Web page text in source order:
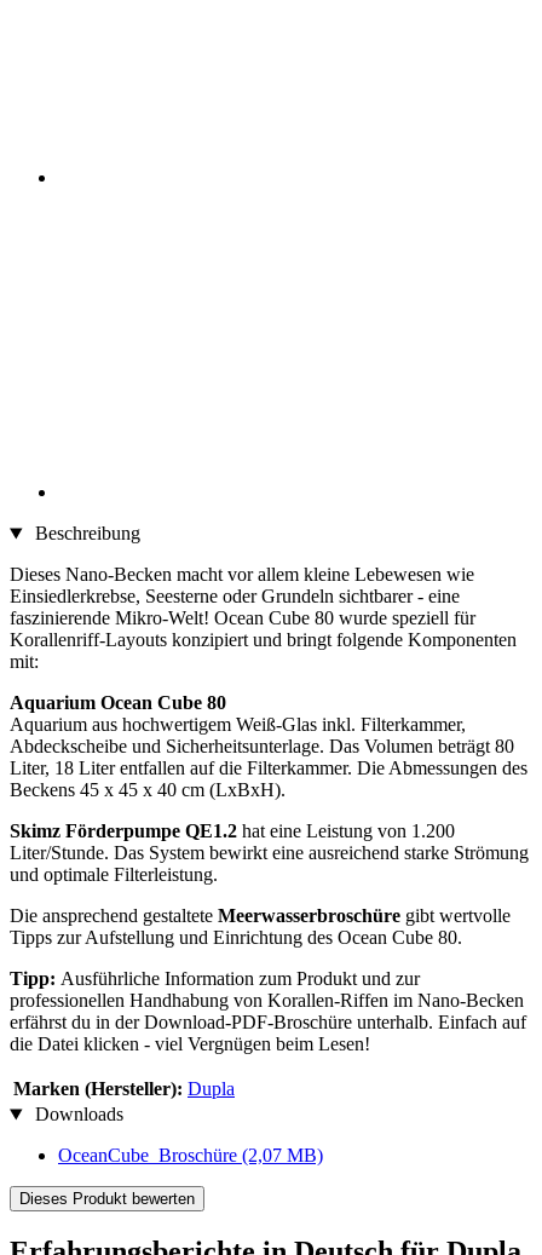
Beschreibung
Dieses Nano-Becken macht vor allem kleine Lebewesen wie
Einsiedlerkrebse, Seesterne oder Grundeln sichtbarer - eine
faszinierende Mikro-Welt! Ocean Cube 80 wurde speziell für
Korallenriff-Layouts konzipiert und bringt folgende Komponenten
mit:
Aquarium Ocean Cube 80
Aquarium aus hochwertigem Weiß-Glas inkl. Filterkammer,
Abdeckscheibe und Sicherheitsunterlage. Das Volumen beträgt 80
Liter, 18 Liter entfallen auf die Filterkammer. Die Abmessungen des
Beckens 45 x 45 x 40 cm (LxBxH).
Skimz Förderpumpe QE1.2 hat eine Leistung von 1.200
Liter/Stunde. Das System bewirkt eine ausreichend starke Strömung
und optimale Filterleistung.
Die ansprechend gestaltete Meerwasserbroschüre gibt wertvolle
Tipps zur Aufstellung und Einrichtung des Ocean Cube 80.
Tipp: Ausführliche Information zum Produkt und zur
professionellen Handhabung von Korallen-Riffen im Nano-Becken
erfährst du in der Download-PDF-Broschüre unterhalb. Einfach auf
die Datei klicken - viel Vergnügen beim Lesen!
Marken (Hersteller): Dupla
Downloads
OceanCube_Broschüre (2,07 MB)
Dieses Produkt bewerten